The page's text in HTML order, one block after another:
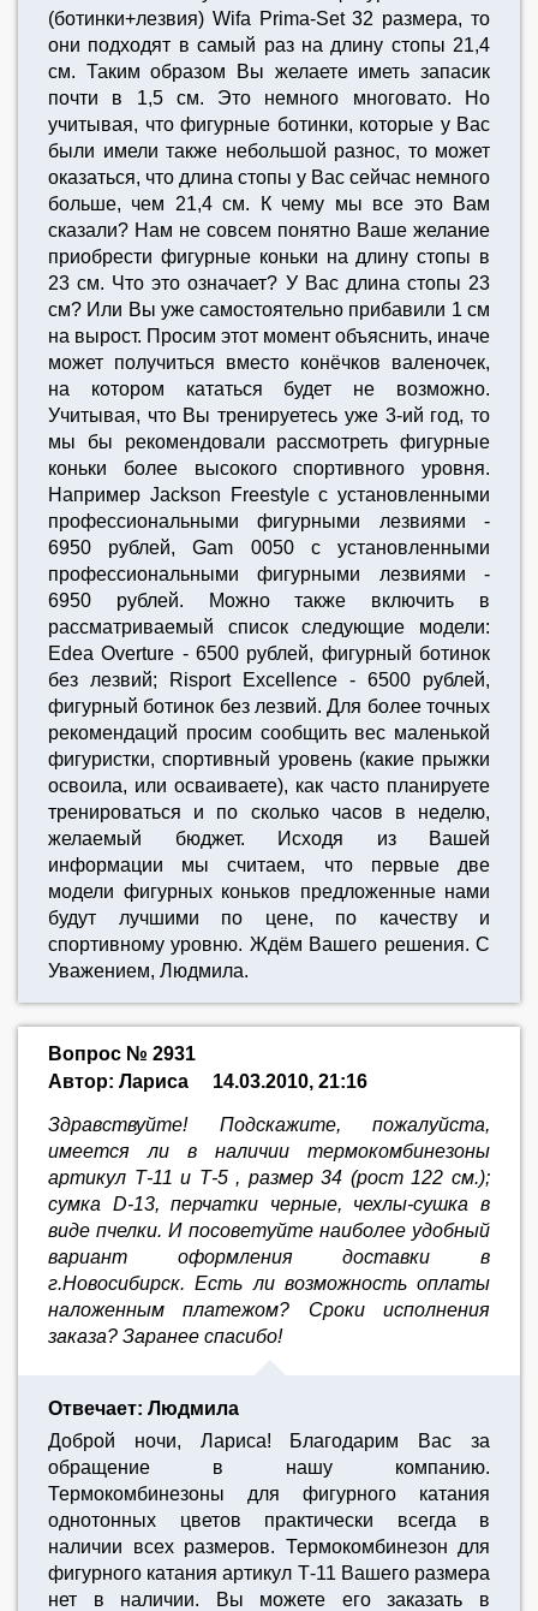
(ботинки+лезвия) Wifa Prima-Set 32 размера, то
они подходят в самый раз на длину стопы 21,4
см. Таким образом Вы желаете иметь запасик
почти в 1,5 см. Это немного многовато. Но
учитывая, что фигурные ботинки, которые у Вас
были имели также небольшой разнос, то может
оказаться, что длина стопы у Вас сейчас немного
больше, чем 21,4 см. К чему мы все это Вам
сказали? Нам не совсем понятно Ваше желание
приобрести фигурные коньки на длину стопы в
23 см. Что это означает? У Вас длина стопы 23
см? Или Вы уже самостоятельно прибавили 1 см
на вырост. Просим этот момент объяснить, иначе
может получиться вместо конёчков валеночек,
на котором кататься будет не возможно.
Учитывая, что Вы тренируетесь уже 3-ий год, то
мы бы рекомендовали рассмотреть фигурные
коньки более высокого спортивного уровня.
Например Jackson Freestyle с установленными
профессиональными фигурными лезвиями -
6950 рублей, Gam 0050 с установленными
профессиональными фигурными лезвиями -
6950 рублей. Можно также включить в
рассматриваемый список следующие модели:
Edea Overture - 6500 рублей, фигурный ботинок
без лезвий; Risport Excellence - 6500 рублей,
фигурный ботинок без лезвий. Для более точных
рекомендаций просим сообщить вес маленькой
фигуристки, спортивный уровень (какие прыжки
освоила, или осваиваете), как часто планируете
тренироваться и по сколько часов в неделю,
желаемый бюджет. Исходя из Вашей
информации мы считаем, что первые две
модели фигурных коньков предложенные нами
будут лучшими по цене, по качеству и
спортивному уровню. Ждём Вашего решения. С
Уважением, Людмила.
Вопрос № 2931
Автор: Лариса
14.03.2010, 21:16
Здравствуйте! Подскажите, пожалуйста,
имеется ли в наличии термокомбинезоны
артикул Т-11 и Т-5 , размер 34 (рост 122 см.);
сумка D-13, перчатки черные, чехлы-сушка в
виде пчелки. И посоветуйте наиболее удобный
вариант оформления доставки в
г.Новосибирск. Есть ли возможность оплаты
наложенным платежом? Сроки исполнения
заказа? Заранее спасибо!
Отвечает: Людмила
Доброй ночи, Лариса! Благодарим Вас за
обращение в нашу компанию.
Термокомбинезоны для фигурного катания
однотонных цветов практически всегда в
наличии всех размеров. Термокомбинезон для
фигурного катания артикул Т-11 Вашего размера
нет в наличии. Вы можете его заказать в